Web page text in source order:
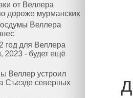
от Веллера
дороже мурманских
Веллера
год для Веллера
2023 - будет ещё
Веллер устроил
Cъезде северных